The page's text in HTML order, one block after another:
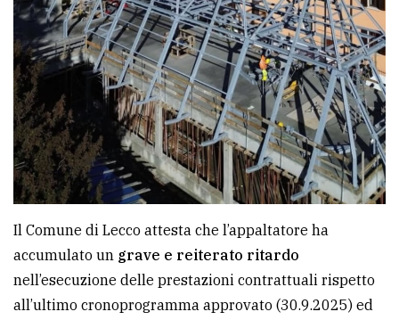
Privacy
policy
Cookie
policy
Il Comune di Lecco attesta che l’appaltatore ha
accumulato un grave e reiterato ritardo
nell’esecuzione delle prestazioni contrattuali rispetto
all’ultimo cronoprogramma approvato (30.9.2025) ed